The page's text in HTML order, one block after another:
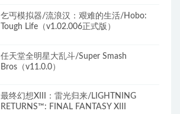
乞丐模拟器/流浪汉：艰难的生活/Hobo:
Tough Life（v1.02.006正式版）
任天堂全明星大乱斗/Super Smash
Bros（v11.0.0）
最终幻想XIII：雷光归来/LIGHTNING
RETURNS™: FINAL FANTASY XIII